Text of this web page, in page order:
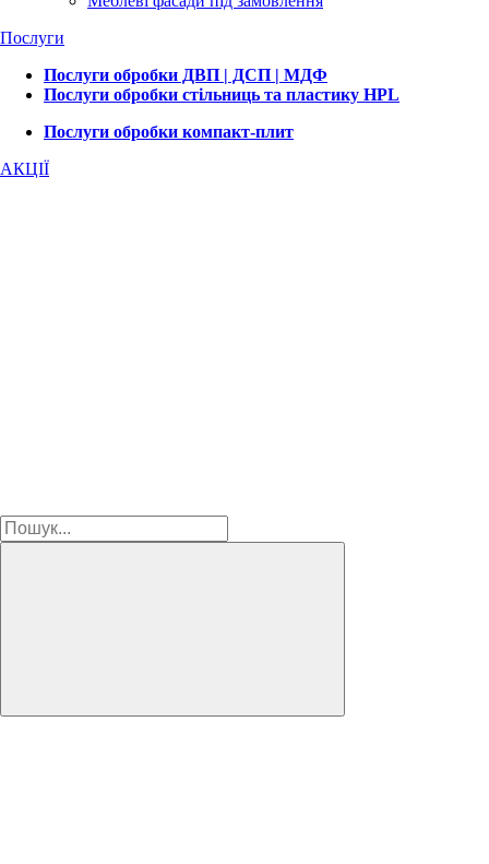
Послуги
Послуги обробки ДВП | ДСП | МДФ
Послуги обробки стільниць та пластику HPL
Послуги обробки компакт-плит
АКЦІЇ